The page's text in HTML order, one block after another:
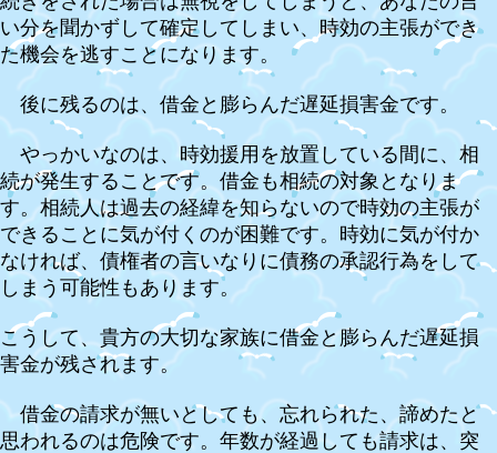
い分を聞かずして確定してしまい、時効の主張ができ
た機会を逃すことになります。
後に残るのは、借金と膨らんだ遅延損害金です。
やっかいなのは、時効援用を放置している間に、相
続が発生することです。借金も相続の対象となりま
す。相続人は過去の経緯を知らないので時効の主張が
できることに気が付くのが困難です。時効に気が付か
なければ、債権者の言いなりに債務の承認行為をして
しまう可能性もあります。
こうして、貴方の大切な家族に借金と膨らんだ遅延損
害金が残されます。
借金の請求が無いとしても、忘れられた、諦めたと
思われるのは危険です。年数が経過しても請求は、突